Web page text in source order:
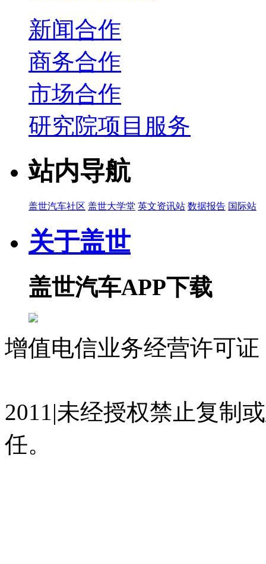
新闻合作
商务合作
市场合作
研究院项目服务
站内导航
盖世汽车社区 盖世大学堂 英文资讯站 数据报告 国际站
关于盖世
盖世汽车APP下载
增值电信业务经营许可
2011|未经授权禁止复制
任。